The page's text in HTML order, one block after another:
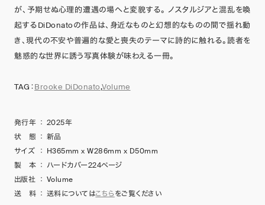
が、予期せぬ心理的遭遇の場へと変貌する。 ノスタルジアと混乱を喚
起するDiDonatoの作品は、身近なものと幻想的なものの間で揺れ動
き、現代の不安や普遍的な愛と喪失のテーマに詩的に触れる。読者を
魅惑的な世界に誘う写真体験が味わえる一冊。
TAG：Brooke DiDonato,Volume
発行年 ： 2025年
状 態 ： 新品
サイズ
： H365mm x W286mm x D50mm
製 本 ： ハードカバー224ページ
出版社 ： Volume
送 料 ： 送料についてはこちらをご覧ください